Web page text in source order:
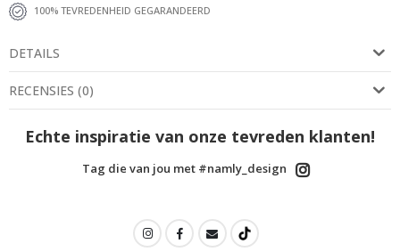
100% TEVREDENHEID GEGARANDEERD
DETAILS
RECENSIES (0)
Echte inspiratie van onze tevreden klanten!
Tag die van jou met #namly_design